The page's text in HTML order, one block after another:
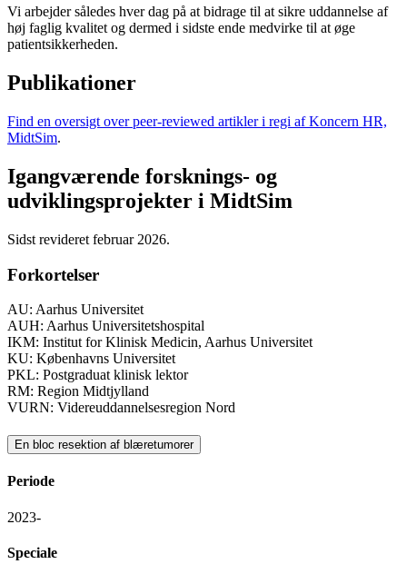
Vi arbejder således hver dag på at bidrage til at sikre uddannelse af
høj faglig kvalitet og dermed i sidste ende medvirke til at øge
patientsikkerheden.
Publikationer
Find en oversigt over peer-reviewed artikler i regi af Koncern HR,
MidtSim.
Igangværende forsknings- og
udviklingsprojekter i MidtSim
Sidst revideret februar 2026.
Forkortelser
AU: Aarhus Universitet
AUH: Aarhus Universitetshospital
IKM: Institut for Klinisk Medicin, Aarhus Universitet
KU: Københavns Universitet
PKL: Postgraduat klinisk lektor
RM: Region Midtjylland
VURN: Videreuddannelsesregion Nord
En bloc resektion af blæretumorer
Periode
2023-
Speciale